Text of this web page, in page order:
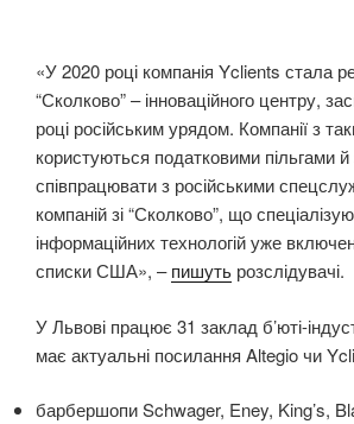
«У 2020 році компанія Yclients стала
“Сколково” – інноваційного центру,
році російським урядом. Компанії з
користуються податковими пільгами
співпрацювати з російськими
компаній зі “Сколково”, що
інформаційних технологій уже
списки США», –пишуть розслідувачі.
У Львові працює 31 заклад б’юті-
має актуальні посилання Altegio чи
барбершопи Schwager, Eney, King’s,